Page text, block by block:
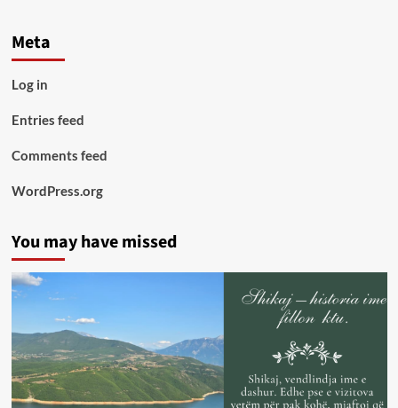
Meta
Log in
Entries feed
Comments feed
WordPress.org
You may have missed